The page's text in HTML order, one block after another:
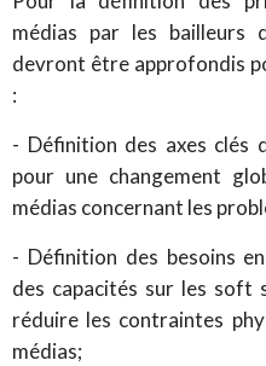
médias par les bailleurs
devront être approfondis
:
- Définition des axes clés
pour une changement
médias concernant les
- Définition des besoins
des capacités sur les soft
réduire les contraintes
médias;